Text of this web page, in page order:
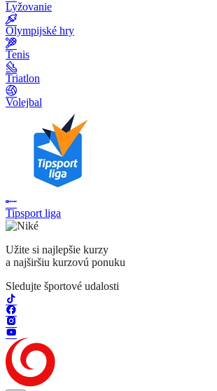
Lyžovanie
Olympijské hry
Tenis
Triatlon
Volejbal
Tipsport liga
Užite si najlepšie kurzy
a najširšiu kurzovú ponuku
Sledujte športové udalosti